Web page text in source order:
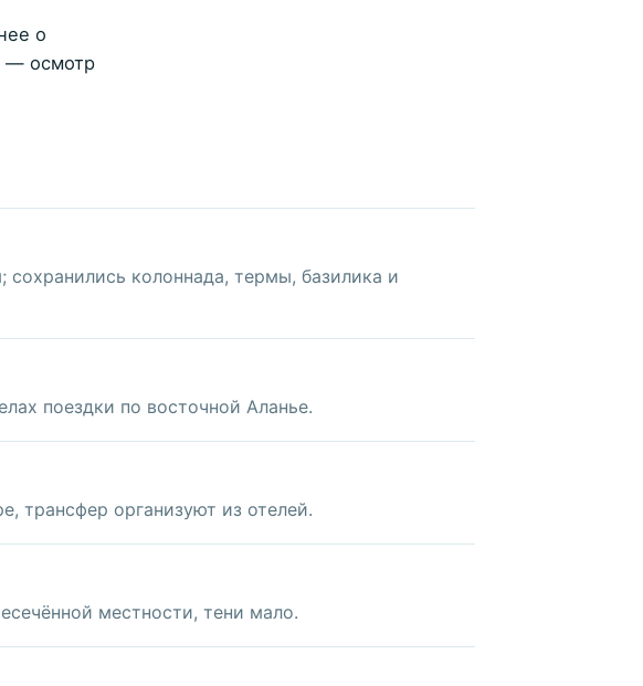
о
— осмотр
колоннада, термы, базилика и
поездки по восточной Аланье.
трансфер организуют из отелей.
местности, тени мало.